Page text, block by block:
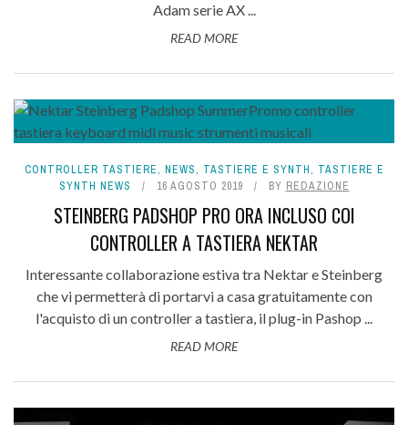
Adam serie AX ...
READ MORE
CONTROLLER TASTIERE, NEWS, TASTIERE E SYNTH, TASTIERE E
SYNTH NEWS
16 AGOSTO 2019 BY REDAZIONE
STEINBERG PADSHOP PRO ORA INCLUSO COI
CONTROLLER A TASTIERA NEKTAR
Interessante collaborazione estiva tra Nektar e Steinberg
che vi permetterà di portarvi a casa gratuitamente con
l'acquisto di un controller a tastiera, il plug-in Pashop ...
READ MORE